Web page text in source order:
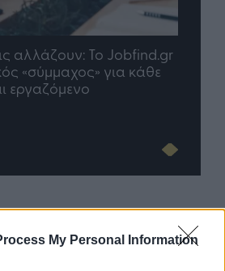
My Personal Information
αλλάζουν: To Jobfind.gr
«σύμμαχος» για κάθε
εργαζόμενο
το